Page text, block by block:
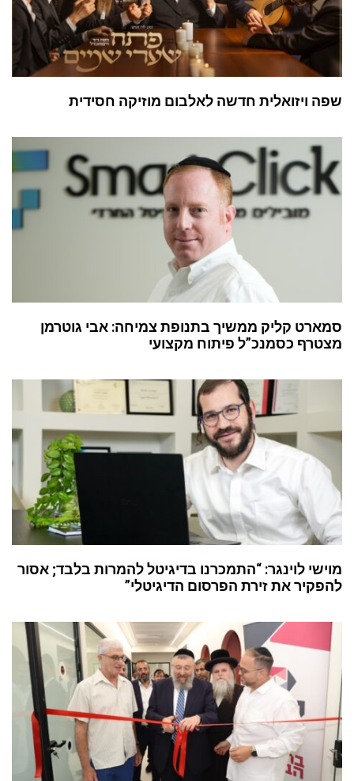
שפה ויזואלית חדשה לאלבום מוזיקה חסידית
סמארט קליק ממשיך בתנופת צמיחה: אבי גוטרמן
מצטרף כסמנכ”ל פיתוח מקצועי
מוישי לוינגר: “התמכרנו בדיגיטל להמרות בלבד; אסור
להפקיר את זירת הפרסום הדיגיטלי”